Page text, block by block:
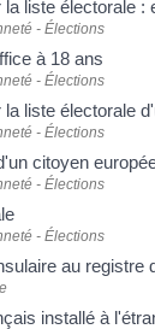
la liste électorale :
- Élections
à 18 ans
- Élections
liste électorale
- Élections
citoyen
- Élections
- Élections
au registre
installé à